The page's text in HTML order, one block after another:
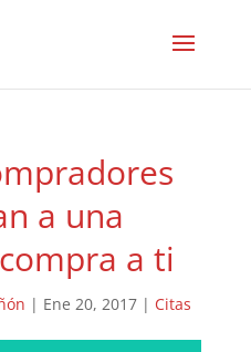
a una
a ti
| Ene 20, 2017| Citas